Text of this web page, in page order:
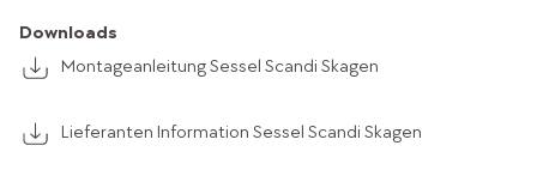
Downloads
Montageanleitung Sessel Scandi Skagen
Lieferanten Information Sessel Scandi Skagen